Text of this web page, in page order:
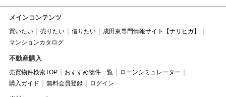
メインコンテンツ
買いたい 売りたい 借りたい
成田東専門情報サイト【ナリヒガ】
マンションカタログ
不動産購入
売買物件検索TOP おすすめ物件一覧
ローンシミュレーター
購入ガイド
無料会員登録 ログイン